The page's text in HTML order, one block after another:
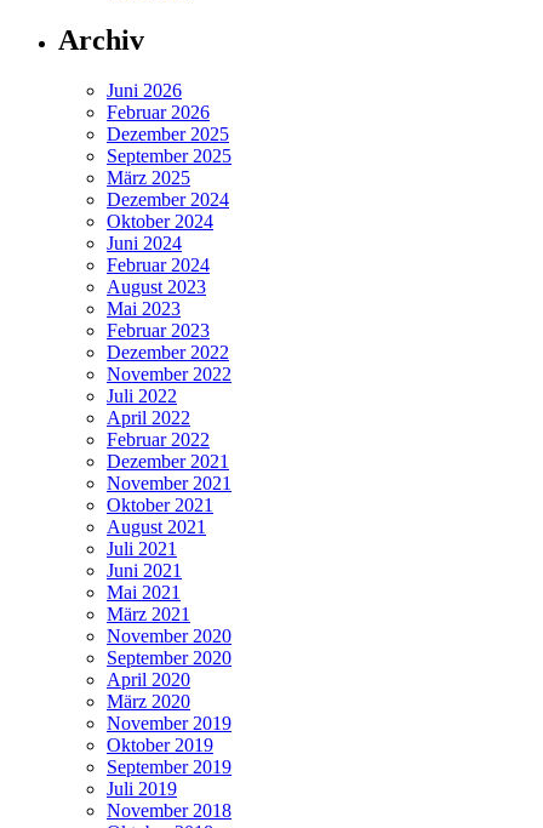
Archiv
Juni 2026
Februar 2026
Dezember 2025
September 2025
März 2025
Dezember 2024
Oktober 2024
Juni 2024
Februar 2024
August 2023
Mai 2023
Februar 2023
Dezember 2022
November 2022
Juli 2022
April 2022
Februar 2022
Dezember 2021
November 2021
Oktober 2021
August 2021
Juli 2021
Juni 2021
Mai 2021
März 2021
November 2020
September 2020
April 2020
März 2020
November 2019
Oktober 2019
September 2019
Juli 2019
November 2018